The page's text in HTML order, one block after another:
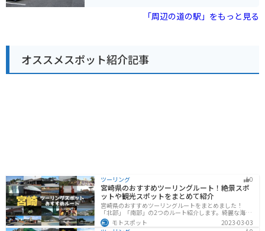
も併設されており、地元の味が楽しめます。 また、道の
駅 豊崎は、美しいビーチが広がる豊崎海浜公園に隣接し
れており、ロマンチックなひとときを過ごしたい方にも
おすすめです。 バイクで訪れる場合は、道の駅に隣接す
る豊崎海浜公園の駐車場が利用できます。広々とした駐
「周辺の道の駅」をもっと見る
オススメスポット紹介記事
ツーリング 0
宮崎県のおすすめツーリングルート！絶景スポ
ットや観光スポットをまとめて紹介
宮崎県のおすすめツーリングルートをまとめました！
「北部」「南部」の2つのルート紹介します。綺麗な海岸
線が特徴的な海・自然豊かな山・趣のある神社を満喫す
るツーリングができます。バイクで宮崎県にツーリング
モトスポット
2023-03-03